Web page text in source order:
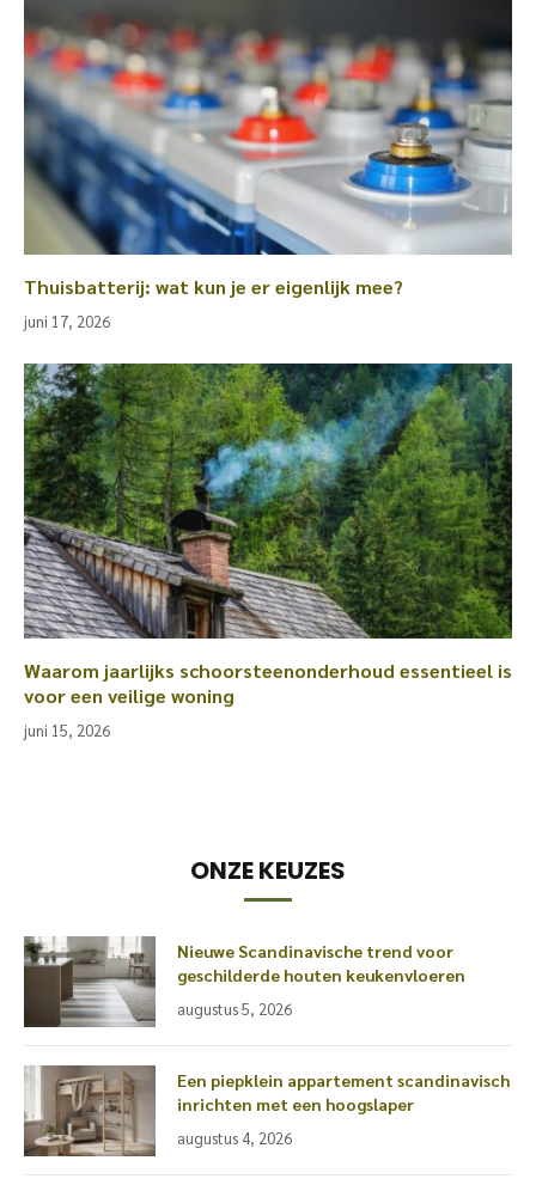
Thuisbatterij: wat kun je er eigenlijk mee?
juni 17, 2026
Waarom jaarlijks schoorsteenonderhoud essentieel is
voor een veilige woning
juni 15, 2026
ONZE KEUZES
Nieuwe Scandinavische trend voor
geschilderde houten keukenvloeren
augustus 5, 2026
Een piepklein appartement scandinavisch
inrichten met een hoogslaper
augustus 4, 2026